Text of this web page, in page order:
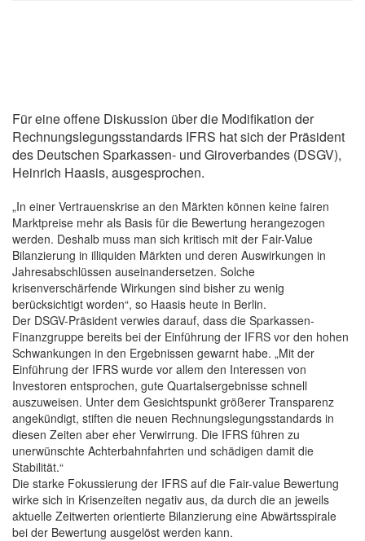
Für eine offene Diskussion über die Modifikation der
Rechnungslegungsstandards IFRS hat sich der Präsident
des Deutschen Sparkassen- und Giroverbandes (DSGV),
Heinrich Haasis, ausgesprochen.
„In einer Vertrauenskrise an den Märkten können keine fairen
Marktpreise mehr als Basis für die Bewertung herangezogen
werden. Deshalb muss man sich kritisch mit der Fair-Value
Bilanzierung in illiquiden Märkten und deren Auswirkungen in
Jahresabschlüssen auseinandersetzen. Solche
krisenverschärfende Wirkungen sind bisher zu wenig
berücksichtigt worden“, so Haasis heute in Berlin.
Der DSGV-Präsident verwies darauf, dass die Sparkassen-
Finanzgruppe bereits bei der Einführung der IFRS vor den hohen
Schwankungen in den Ergebnissen gewarnt habe. „Mit der
Einführung der IFRS wurde vor allem den Interessen von
Investoren entsprochen, gute Quartalsergebnisse schnell
auszuweisen. Unter dem Gesichtspunkt größerer Transparenz
angekündigt, stiften die neuen Rechnungslegungsstandards in
diesen Zeiten aber eher Verwirrung. Die IFRS führen zu
unerwünschte Achterbahnfahrten und schädigen damit die
Stabilität.“
Die starke Fokussierung der IFRS auf die Fair-value Bewertung
wirke sich in Krisenzeiten negativ aus, da durch die an jeweils
aktuelle Zeitwerten orientierte Bilanzierung eine Abwärtsspirale
bei der Bewertung ausgelöst werden kann.